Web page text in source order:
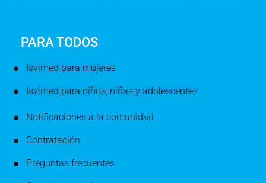
PARA TODOS
Isvimed para mujeres
Isvimed para niños, niñas y adolescentes
Notificaciones a la comunidad
Contratación
Preguntas frecuentes